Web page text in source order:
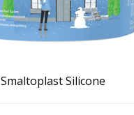
Smaltoplast Silicone